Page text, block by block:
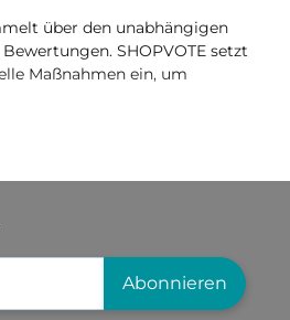
über den unabhängigen
SHOPVOTE setzt
Maßnahmen ein, um
Abonnieren